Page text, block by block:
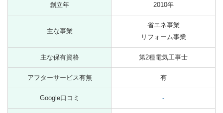
創立年 2010年
主な事業
省エネ事業
リフォーム事業
主な保有資格 第2種電気工事士
アフターサービス有無 有
Google口コミ -